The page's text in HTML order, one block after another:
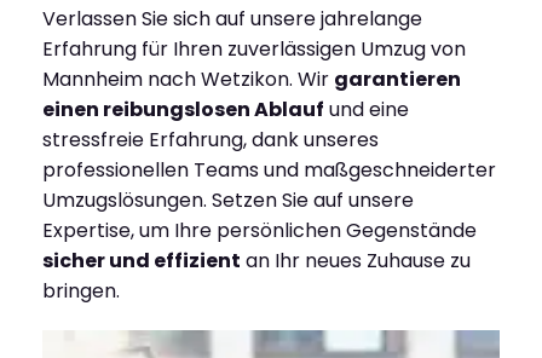
Verlassen Sie sich auf unsere jahrelange
Erfahrung für Ihren zuverlässigen Umzug von
Mannheim nach Wetzikon. Wir garantieren
einen reibungslosen Ablauf und eine
stressfreie Erfahrung, dank unseres
professionellen Teams und maßgeschneiderter
Umzugslösungen. Setzen Sie auf unsere
Expertise, um Ihre persönlichen Gegenstände
sicher und effizient an Ihr neues Zuhause zu
bringen.